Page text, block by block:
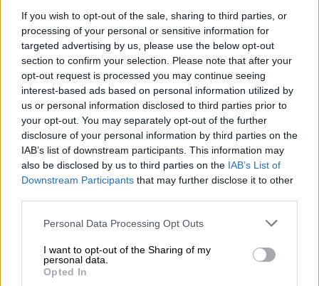
If you wish to opt-out of the sale, sharing to third parties, or
processing of your personal or sensitive information for
targeted advertising by us, please use the below opt-out
section to confirm your selection. Please note that after your
opt-out request is processed you may continue seeing
interest-based ads based on personal information utilized by
us or personal information disclosed to third parties prior to
your opt-out. You may separately opt-out of the further
disclosure of your personal information by third parties on the
IAB’s list of downstream participants. This information may
also be disclosed by us to third parties on the IAB’s List of
Downstream Participants that may further disclose it to other
Please note that this website/app uses one or more Google
not limited to your visit or usage behaviour. You may click to
grant or deny consent to Google and its third-party tags to
use your data for below specified purposes in below Google
Personal Data Processing Opt Outs
I want to opt-out of the Sharing of my
personal data.
Opted In
Κόσμος|10.01.2024 23:24
Μυστηριώδες αντικείμενο
καταγράφηκε πάνω από στρατιωτική
βάση: Ήταν UFO;
Το υλικό που διέρρευσε από τον
αμερικανικό στρατό αποκαλύφθηκε από τον
εμπειρογνώμονα Jeremy Corbell